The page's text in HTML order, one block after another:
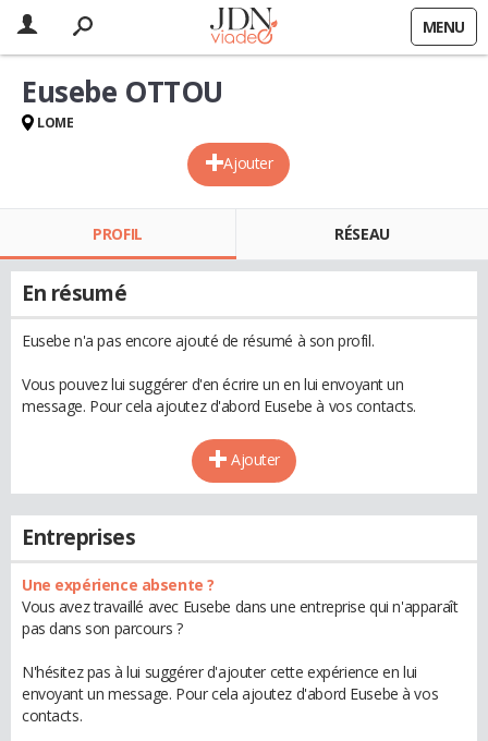
MENU
Ajouter
Eusebe OTTOU
LOME
PROFIL RÉSEAU
En résumé
Eusebe n'a pas encore ajouté de résumé à son profil.
Vous pouvez lui suggérer d'en écrire un en lui envoyant un
message. Pour cela ajoutez d'abord Eusebe à vos contacts.
Ajouter
Entreprises
Une expérience absente ?
Vous avez travaillé avec Eusebe dans une entreprise qui n'apparaît
pas dans son parcours ?
N'hésitez pas à lui suggérer d'ajouter cette expérience en lui
envoyant un message. Pour cela ajoutez d'abord Eusebe à vos
contacts.